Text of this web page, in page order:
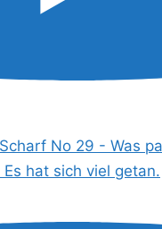
No 29 - Was
hat sich viel getan.